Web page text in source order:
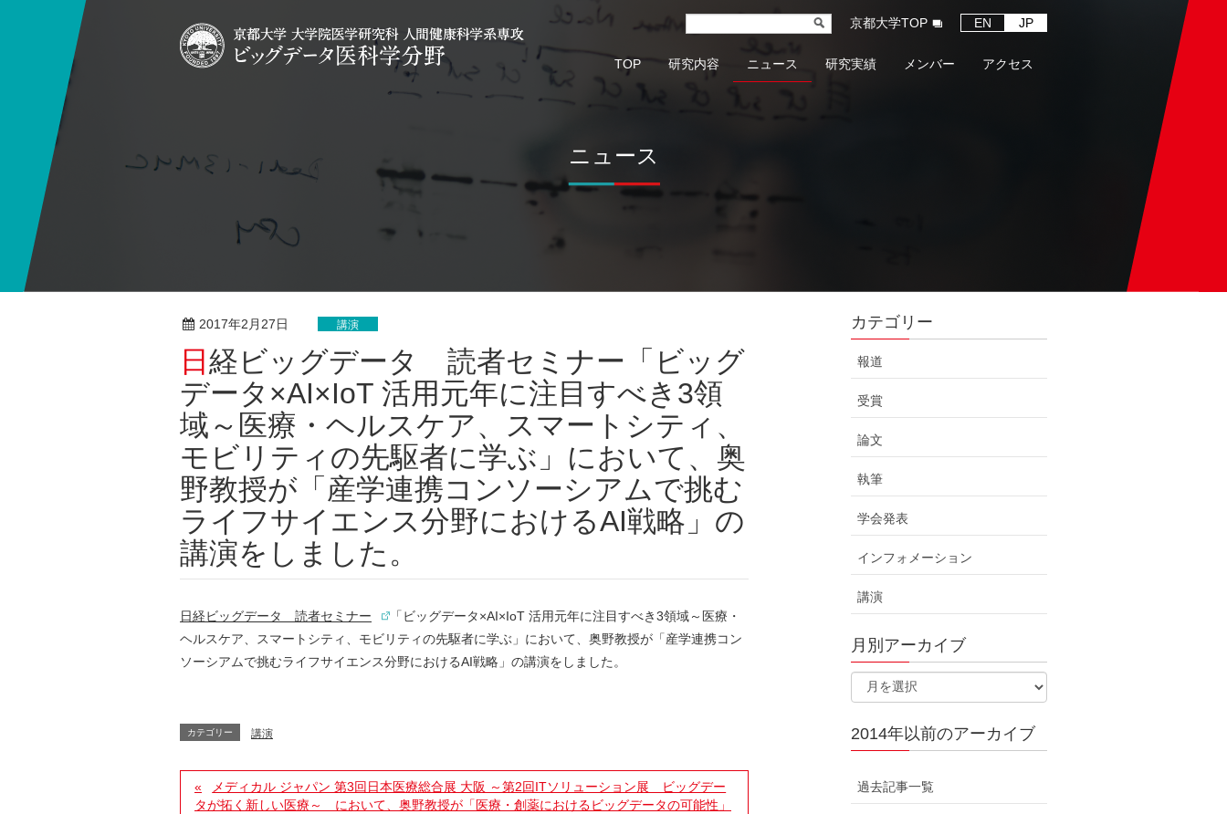
京都大学TOP EN JP
TOP 研究内容 ニュース 研究実績 メンバー アクセス
ニュース
2017年2月27日 講演
日経ビッグデータ 読者セミナー「ビッグ
データ×AI×IoT 活用元年に注目すべき3領
域～医療・ヘルスケア、スマートシティ、
モビリティの先駆者に学ぶ」において、奥
野教授が「産学連携コンソーシアムで挑む
ライフサイエンス分野におけるAI戦略」の
講演をしました。
日経ビッグデータ 読者セミナー
「ビッグデータ×AI×IoT 活用元年に注目すべき3領域～医療・
ヘルスケア、スマートシティ、モビリティの先駆者に学ぶ」において、奥野教授が「産学連携コン
ソーシアムで挑むライフサイエンス分野におけるAI戦略」の講演をしました。
カテゴリー 講演
メディカル ジャパン 第3回日本医療総合展 大阪 ～第2回ITソリューション展 ビッグデー
タが拓く新しい医療～ において、奥野教授が「医療・創薬におけるビッグデータの可能性」
カテゴリー
報道
受賞
論文
執筆
学会発表
インフォメーション
講演
月別アーカイブ
2014年以前のアーカイブ
過去記事一覧